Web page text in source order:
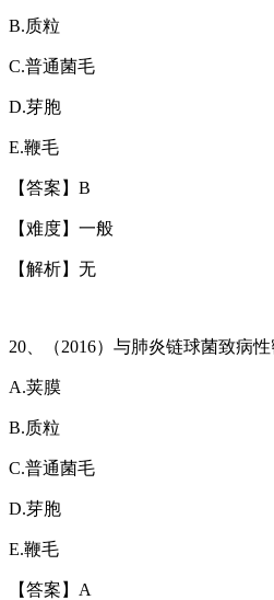
B.质粒
C.普通菌毛
D.芽胞
E.鞭毛
【答案】 B
【难度】一般
【解析】无
20 、（2016）与肺炎链球菌致病
A.荚膜
B.质粒
C.普通菌毛
D.芽胞
E.鞭毛
【答案】 A